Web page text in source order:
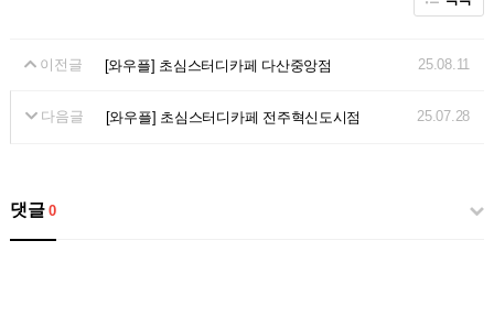
이전글 [와우플] 초심스터디카페 다산중앙점 25.08.11
다음글 [와우플] 초심스터디카페 전주혁신도시점 25.07.28
댓글0